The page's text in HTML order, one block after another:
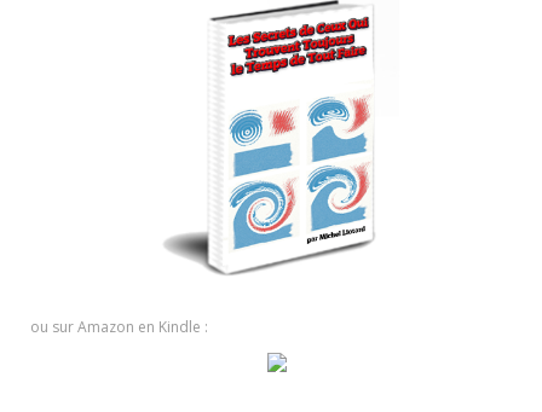
ou sur Amazon en Kindle :